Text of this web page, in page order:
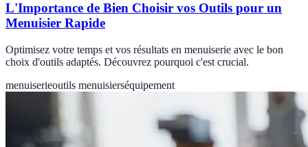
L'Importance de Bien Choisir vos Outils pour un
Menuisier Rapide
Optimisez votre temps et vos résultats en menuiserie avec le bon
choix d'outils adaptés. Découvrez pourquoi c'est crucial.
menuiserieoutils menuisierséquipement